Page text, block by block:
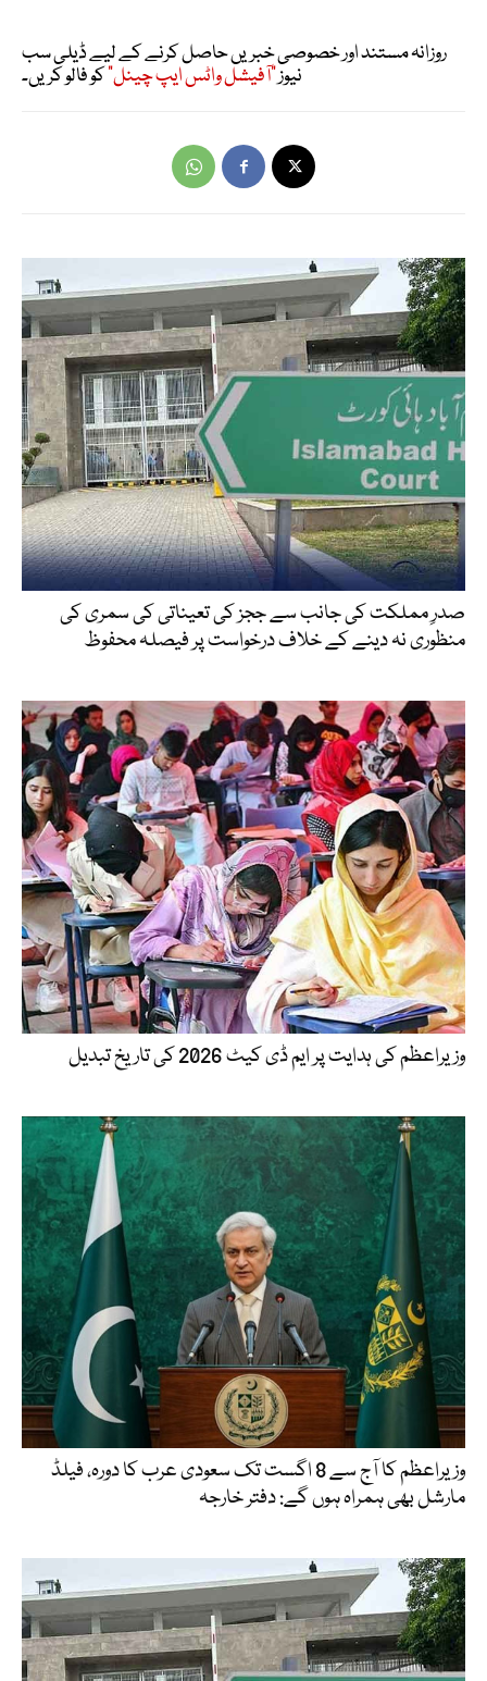
روزانہ مستند اور خصوصی خبریں حاصل کرنے کے لیے ڈیلی سب
نیوز"آفیشل واٹس ایپ چینل"کو فالو کریں۔
صدرِ مملکت کی جانب سے ججز کی تعیناتی کی سمری کی
منظوری نہ دینے کے خلاف درخواست پر فیصلہ محفوظ
وزیراعظم کی ہدایت پر ایم ڈی کیٹ 2026 کی تاریخ تبدیل
وزیراعظم کا آج سے 8 اگست تک سعودی عرب کا دورہ، فیلڈ
مارشل بھی ہمراہ ہوں گے: دفتر خارجہ